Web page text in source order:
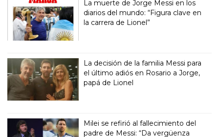
La muerte de Jorge Messi en los
diarios del mundo: “Figura clave en
la carrera de Lionel”
La decisión de la familia Messi para
el último adiós en Rosario a Jorge,
papá de Lionel
Milei se refirió al fallecimiento del
padre de Messi: “Da vergüenza